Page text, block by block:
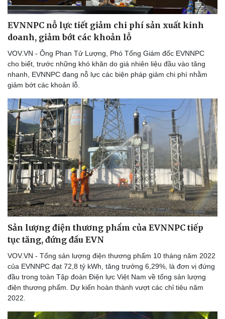
Sức khỏe
Dinh dưỡng - món ngon
Cây thuốc
Sản phụ khoa
Nhi khoa
Nam khoa
Làm đẹp - giảm cân
Phòng mạch online
Ăn sạch sống khỏe
Đời sống
Nhà đẹp
Blog
Tình yêu - Gia đình
EVNNPC nỗ lực tiết giảm chi phí sản xuất kinh
doanh, giảm bớt các khoản lỗ
VOV.VN - Ông Phan Tử Lượng, Phó Tổng Giám đốc EVNNPC
cho biết, trước những khó khăn do giá nhiên liệu đầu vào tăng
nhanh, EVNNPC đang nỗ lực các biện pháp giảm chi phí nhằm
giảm bớt các khoản lỗ.
Sản lượng điện thương phẩm của EVNNPC tiếp
tục tăng, đứng đầu EVN
VOV.VN - Tổng sản lượng điện thương phẩm 10 tháng năm 2022
của EVNNPC đạt 72,8 tỷ kWh, tăng trưởng 6,29%, là đơn vị đứng
đầu trong toàn Tập đoàn Điện lực Việt Nam về tổng sản lượng
điện thương phẩm. Dự kiến hoàn thành vượt các chỉ tiêu năm
2022.